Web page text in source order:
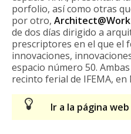
porfolio, así como otras
por otro, Architect@Work
de dos días dirigido a
prescriptores en el que el
innovaciones,
espacio número 50.
recinto ferial de IFEMA, en
Ir a la página